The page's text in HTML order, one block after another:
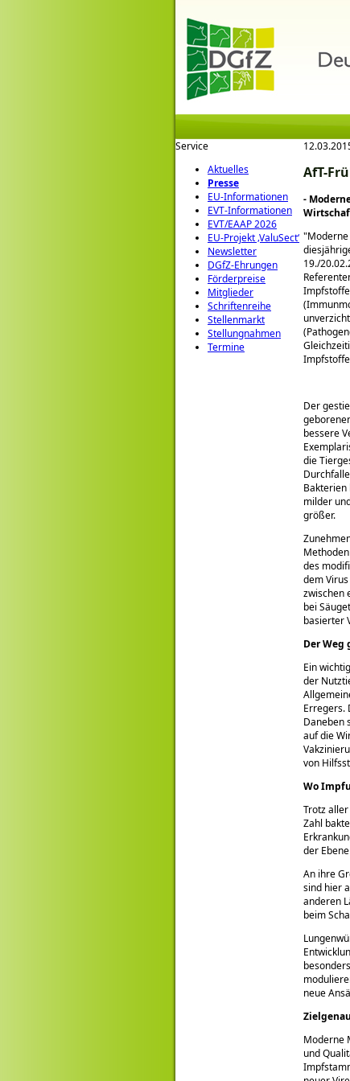
Service
Aktuelles
Presse
EU-Informationen
EVT-Informationen
EVT/EAAP 2026
EU-Projekt ‚ValuSect‘
Newsletter
DGfZ-Ehrungen
Förderpreise
Mitglieder
Schriftenreihe
Stellenmarkt
Stellungnahmen
Termine
AfT-
-
19./
Der
bessere
die
Bakterien
milder
größer.
des
dem
zwischen
bei
basierter
Der Weg
Ein
der
Erregers.
Daneben
auf die
von
Wo
Trotz
Zahl
der
An ihre
sind hier
anderen
beim
neue
Moderne
und